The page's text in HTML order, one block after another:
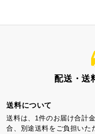
配送・送
送料について
送料は、1件のお届け合計
合、別途送料をご負担いた